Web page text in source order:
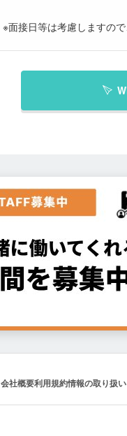
※面接日等は考慮しますので
会社概要利用規約情報の取り扱